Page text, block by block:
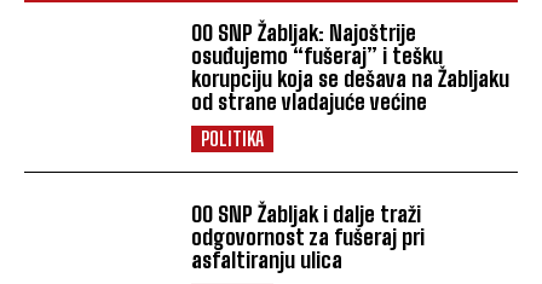
OO SNP Žabljak: Najoštrije
osuđujemo “fušeraj” i tešku
korupciju koja se dešava na Žabljaku
od strane vladajuće većine
POLITIKA
OO SNP Žabljak i dalje traži
odgovornost za fušeraj pri
asfaltiranju ulica